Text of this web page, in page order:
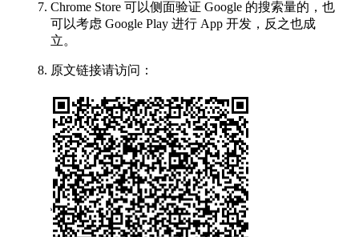
Chrome Store 可以侧面验证 Google 的搜索量的，也
可以考虑 Google Play 进行 App 开发，反之也成
立。
原文链接请访问：